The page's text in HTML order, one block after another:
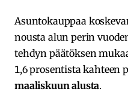
Asuntokauppaa
nousta alun perin
tehdyn päätöksen
1,6 prosentista
maaliskuun alusta.